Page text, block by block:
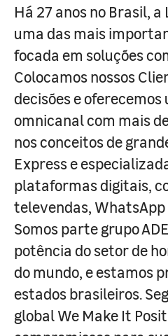
Há 27 anos no Brasil, a
uma das mais
focada em soluções
Colocamos nossos
decisões e
omnicanal com mais
nos conceitos de
Express e
plataformas digitais,
televendas,
Somos parte grupo
potência do setor de
do mundo, e estamos
estados brasileiros.
global We Make It